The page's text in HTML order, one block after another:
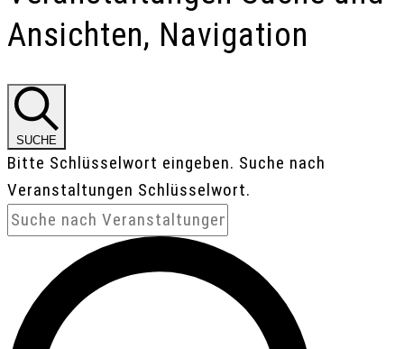
Ansichten, Navigation
SUCHE
Bitte Schlüsselwort eingeben. Suche nach
Veranstaltungen Schlüsselwort.